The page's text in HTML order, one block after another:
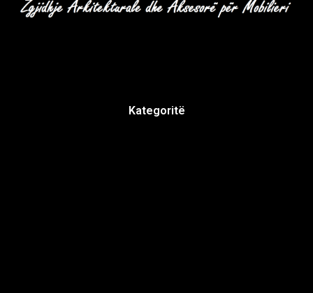
Kategoritë